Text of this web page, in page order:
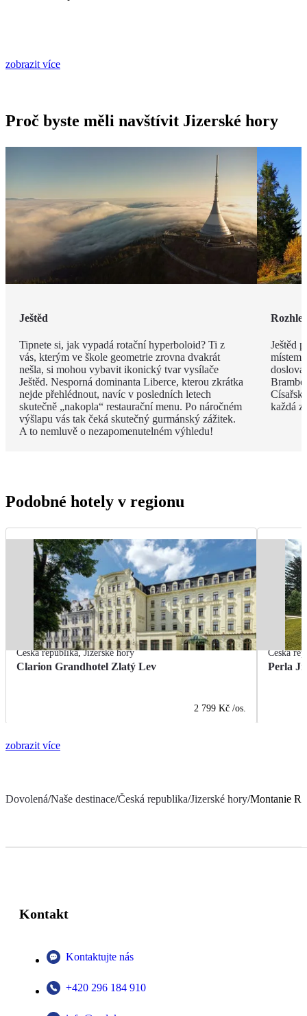
zobrazit více
Proč byste měli navštívit Jizerské hory
Ještěd
Tipnete si, jak vypadá rotační hyperboloid? Ti z
vás, kterým ve škole geometrie zrovna dvakrát
nešla, si mohou vybavit ikonický tvar vysílače
Ještěd. Nesporná dominanta Liberce, kterou zkrátka
nejde přehlédnout, navíc v posledních letech
skutečně „nakopla“ restaurační menu. Po náročném
výšlapu vás tak čeká skutečný gurmánský zážitek.
A to nemluvě o nezapomenutelném výhledu!
Ještěd
místem
každá
Podobné hotely v regionu
Česká republika,Jizerské hory
Clarion Grandhotel Zlatý Lev
2 799 Kč /os.
Česká
Perla
zobrazit více
Dovolená/Naše destinace/Česká republika/Jizerské hory/Montanie
Kontakt
Kontaktujte nás
+420 296 184 910